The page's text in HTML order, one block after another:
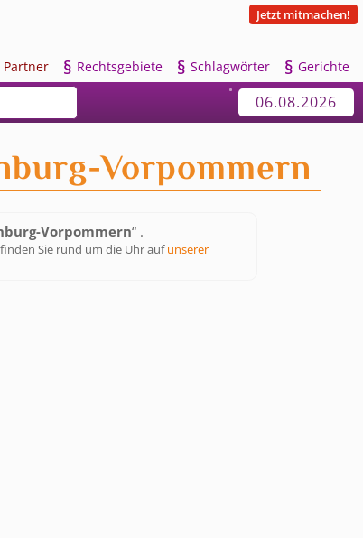
Jetzt mitmachen!
Partner § Rechtsgebiete § Schlagwörter § Gerichte
06.08.2026
Vorpommern
Vorpommern“ .
finden Sie rund um die Uhr aufunserer